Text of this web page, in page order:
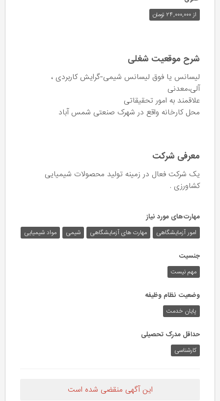
از ۲۴,۰۰۰,۰۰۰ تومان
شرح موقعیت شغلی
لیسانس یا فوق لیسانس شیمی-گرایش کاربردی ،
آلی،معدنی
علاقمند به امور تحقیقاتی
محل کارخانه واقع در شهرک صنعتی شمس آباد
معرفی شرکت
یک شرکت فعال در زمینه تولید محصولات شیمیایی
کشاورزی .
مهارت‌های مورد نیاز
امور آزمایشگاهی مهارت های آزمایشگاهی شیمی مواد شیمیایی
جنسیت
مهم نیست
وضعیت نظام وظیفه
پایان خدمت
حداقل مدرک تحصیلی
کارشناسی
این آگهی منقضی شده است